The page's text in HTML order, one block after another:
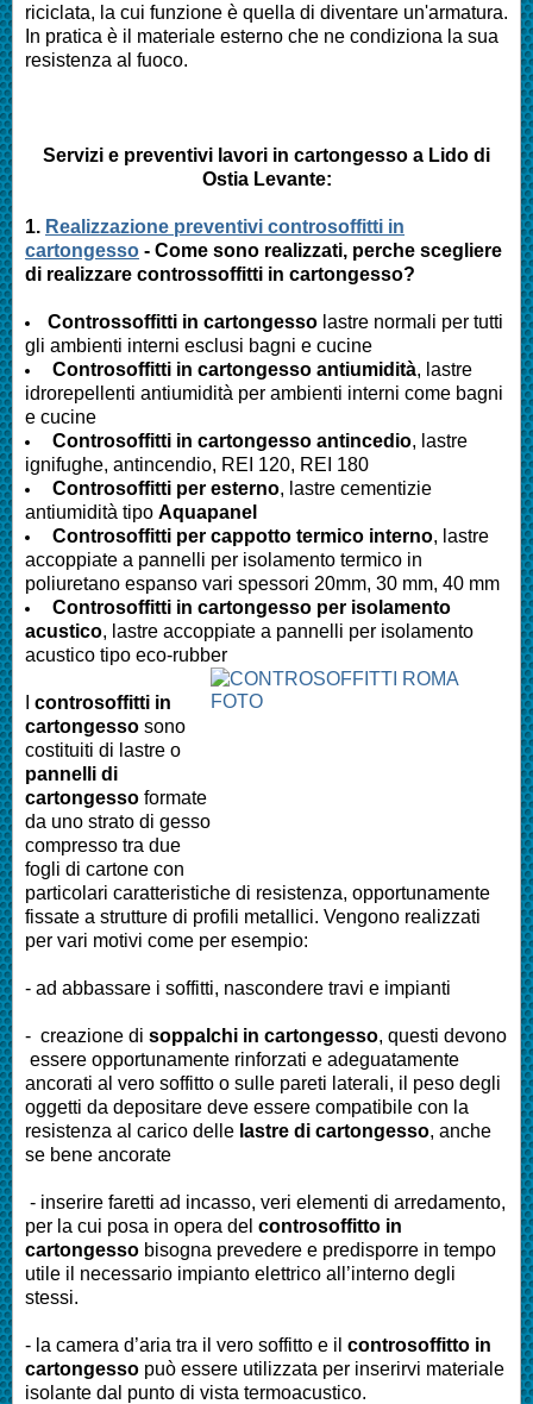
riciclata, la cui funzione è quella di diventare un'armatura.
In pratica è il materiale esterno che ne condiziona la sua
resistenza al fuoco.
Servizi e preventivi lavori in cartongesso a Lido di
Ostia Levante:
1. Realizzazione preventivi controsoffitti in
cartongesso - Come sono realizzati, perche scegliere
di realizzare controssoffitti in cartongesso?
Controssoffitti in cartongesso lastre normali per tutti
gli ambienti interni esclusi bagni e cucine
Controsoffitti in cartongesso antiumidità, lastre
idrorepellenti antiumidità per ambienti interni come bagni
e cucine
Controsoffitti in cartongesso antincedio, lastre
ignifughe, antincendio, REI 120, REI 180
Controsoffitti per esterno, lastre cementizie
antiumidità tipo Aquapanel
Controsoffitti per cappotto termico interno, lastre
accoppiate a pannelli per isolamento termico in
poliuretano espanso vari spessori 20mm, 30 mm, 40 mm
Controsoffitti in cartongesso per isolamento
acustico, lastre accoppiate a pannelli per isolamento
acustico tipo eco-rubber
controsoffitti in
cartongesso sono
costituiti di lastre o
pannelli di
cartongesso formate
da uno strato di gesso
compresso tra due
fogli di cartone con
particolari caratteristiche di resistenza, opportunamente
fissate a strutture di profili metallici. Vengono realizzati
per vari motivi come per esempio:
- ad abbassare i soffitti, nascondere travi e impianti
- creazione di soppalchi in cartongesso, questi devono
essere opportunamente rinforzati e adeguatamente
ancorati al vero soffitto o sulle pareti laterali, il peso degli
oggetti da depositare deve essere compatibile con la
resistenza al carico delle lastre di cartongesso, anche
se bene ancorate
- inserire faretti ad incasso, veri elementi di arredamento,
per la cui posa in opera del controsoffitto in
cartongesso bisogna prevedere e predisporre in tempo
utile il necessario impianto elettrico all’interno degli
stessi.
- la camera d’aria tra il vero soffitto e il controsoffitto in
cartongesso può essere utilizzata per inserirvi materiale
isolante dal punto di vista termoacustico.